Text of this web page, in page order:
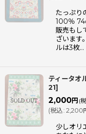
たっぷり
100％
販売もし
ざいます
ルは3枚…
ティータ
21]
2,000円 (
(税込: 2,200
少しオリ